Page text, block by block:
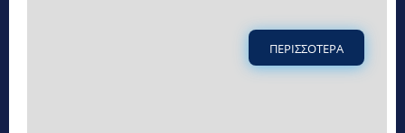
ΠΕΡΙΣΣΟΤΕΡΑ